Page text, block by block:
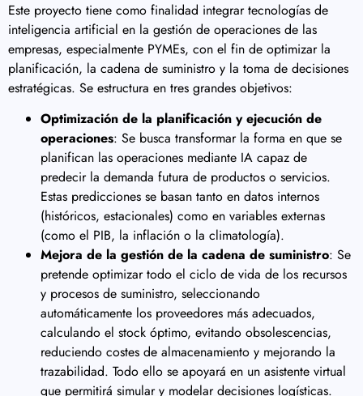
Este proyecto tiene como finalidad integrar tecnologías de
inteligencia artificial en la gestión de operaciones de las
empresas, especialmente PYMEs, con el fin de optimizar la
planificación, la cadena de suministro y la toma de decisiones
estratégicas. Se estructura en tres grandes objetivos:
Optimización de la planificación y ejecución de
operaciones: Se busca transformar la forma en que se
planifican las operaciones mediante IA capaz de
predecir la demanda futura de productos o servicios.
Estas predicciones se basan tanto en datos internos
(históricos, estacionales) como en variables externas
(como el PIB, la inflación o la climatología).
Mejora de la gestión de la cadena de suministro: Se
pretende optimizar todo el ciclo de vida de los recursos
y procesos de suministro, seleccionando
automáticamente los proveedores más adecuados,
calculando el stock óptimo, evitando obsolescencias,
reduciendo costes de almacenamiento y mejorando la
trazabilidad. Todo ello se apoyará en un asistente virtual
que permitirá simular y modelar decisiones logísticas.